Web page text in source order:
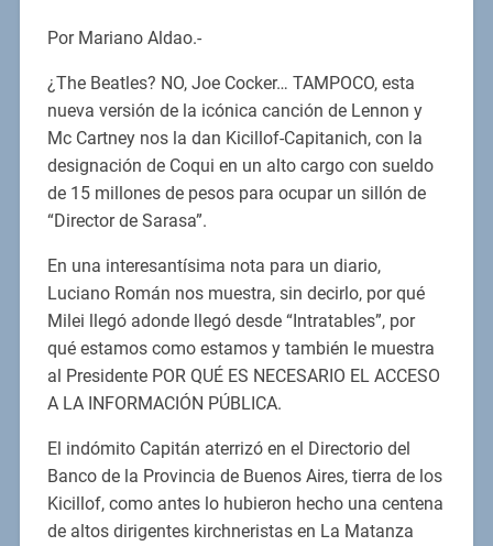
Por Mariano Aldao.-
¿The Beatles? NO, Joe Cocker… TAMPOCO, esta
nueva versión de la icónica canción de Lennon y
Mc Cartney nos la dan Kicillof-Capitanich, con la
designación de Coqui en un alto cargo con sueldo
de 15 millones de pesos para ocupar un sillón de
“Director de Sarasa”.
En una interesantísima nota para un diario,
Luciano Román nos muestra, sin decirlo, por qué
Milei llegó adonde llegó desde “Intratables”, por
qué estamos como estamos y también le muestra
al Presidente POR QUÉ ES NECESARIO EL ACCESO
A LA INFORMACIÓN PÚBLICA.
El indómito Capitán aterrizó en el Directorio del
Banco de la Provincia de Buenos Aires, tierra de los
Kicillof, como antes lo hubieron hecho una centena
de altos dirigentes kirchneristas en La Matanza